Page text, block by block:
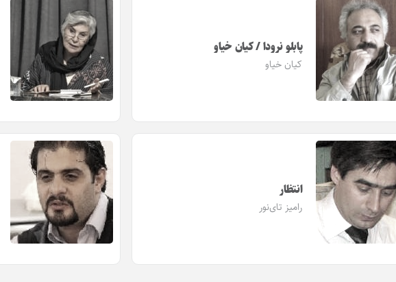
پابلو نرودا / کیان خیاو
کیان خیاو
انتظار
رامیز تای‌نور